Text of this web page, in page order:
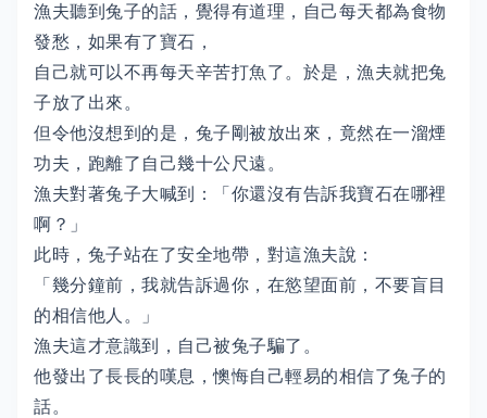
漁夫聽到兔子的話，覺得有道理，自己每天都為食物
發愁，如果有了寶石，
自己就可以不再每天辛苦打魚了。於是，漁夫就把兔
子放了出來。
但令他沒想到的是，兔子剛被放出來，竟然在一溜煙
功夫，跑離了自己幾十公尺遠。
漁夫對著兔子大喊到：「你還沒有告訴我寶石在哪裡
啊？」
此時，兔子站在了安全地帶，對這漁夫說：
「幾分鐘前，我就告訴過你，在慾望面前，不要盲目
的相信他人。」
漁夫這才意識到，自己被兔子騙了。
他發出了長長的嘆息，懊悔自己輕易的相信了兔子的
話。